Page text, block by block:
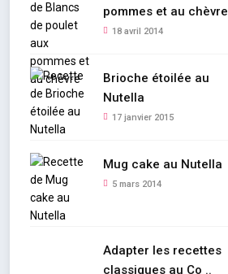
pommes et au chèvre
18 avril 2014
Brioche étoilée au
Nutella
17 janvier 2015
Mug cake au Nutella
5 mars 2014
Adapter les recettes
classiques au Co ..